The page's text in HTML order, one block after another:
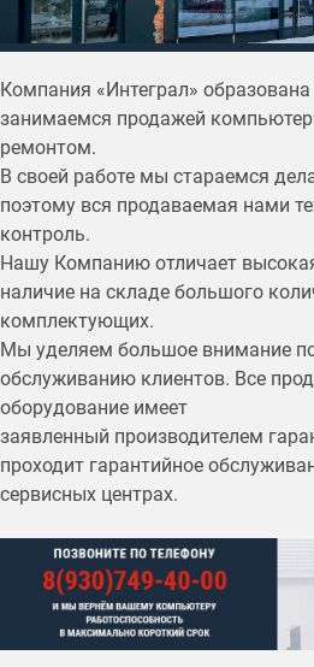
Компания «Интеграл»
занимаемся продажей
ремонтом.
В своей работе мы стараемся
поэтому вся продаваемая нами
контроль.
Нашу Компанию отличает
наличие на складе большого
комплектующих.
Мы уделяем большое внимание
обслуживанию клиентов. Все
оборудование имеет
заявленный производителем
проходит гарантийное
сервисных центрах.